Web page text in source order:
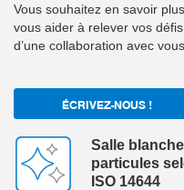
Vous souhaitez en savoir
vous aider à relever vos
d’une collaboration avec
ÉCRIVEZ-NOUS !
Salle
particules
ISO 14644